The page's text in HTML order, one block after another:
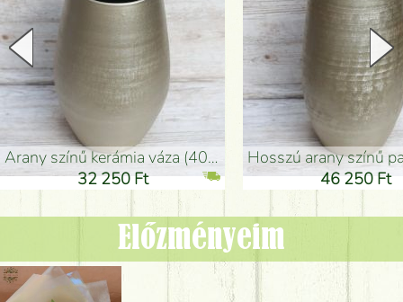
arany színű kerámia váza (40x26cm)
32 250 Ft
hosszú arany színű
46 250 Ft
Előzményeim